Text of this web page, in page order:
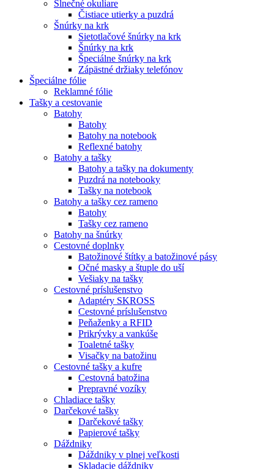
Slnečné okuliare
Čistiace utierky a puzdrá
Šnúrky na krk
Sietotlačové šnúrky na krk
Šnúrky na krk
Špeciálne šnúrky na krk
Zápästné držiaky telefónov
Špeciálne fólie
Reklamné fólie
Tašky a cestovanie
Batohy
Batohy
Batohy na notebook
Reflexné batohy
Batohy a tašky
Batohy a tašky na dokumenty
Puzdrá na notebooky
Tašky na notebook
Batohy a tašky cez rameno
Batohy
Tašky cez rameno
Batohy na šnúrky
Cestovné doplnky
Batožinové štítky a batožinové pásy
Očné masky a štuple do uší
Vešiaky na tašky
Cestovné príslušenstvo
Adaptéry SKROSS
Cestovné príslušenstvo
Peňaženky a RFID
Prikrývky a vankúše
Toaletné tašky
Visačky na batožinu
Cestovné tašky a kufre
Cestovná batožina
Prepravné vozíky
Chladiace tašky
Darčekové tašky
Darčekové tašky
Papierové tašky
Dáždniky
Dáždniky v plnej veľkosti
Skladacie dáždniky